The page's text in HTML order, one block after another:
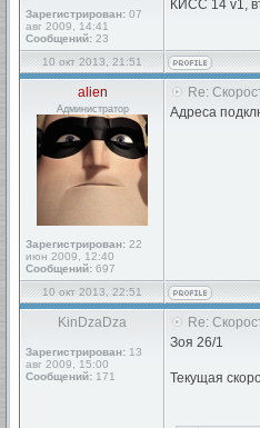
Зарегистрирован: 07
авг 2009, 14:41
Сообщений: 23
КИСС 14 v1,
10 окт 2013, 21:51
alien
Администратор
Зарегистрирован: 22
июн 2009, 12:40
Сообщений: 697
Re:
Адреса
10 окт 2013, 22:51
KinDzaDza
Зарегистрирован: 13
авг 2009, 15:00
Сообщений: 171
Re:
Зоя 26/1
Текущая